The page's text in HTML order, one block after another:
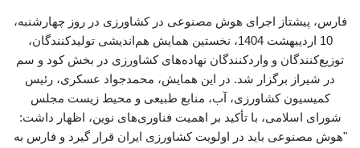
فارس، پیشتاز اجرای هوش مصنوعی در کشاورزی در روز چهارشنبه،
10 اردیبهشت 1404، نخستین همایش هم‌اندیشی تولیدکنندگان،
توزیع‌کنندگان و واردکنندگان نهاده‌های کشاورزی در بخش کود و سم
در شیراز برگزار شد. در این همایش، محمدجواد عسکری، رئیس
کمیسیون کشاورزی، آب، منابع طبیعی و محیط زیست مجلس
شورای اسلامی، با تأکید بر اهمیت فناوری‌های نوین، اظهار داشت:
"هوش مصنوعی باید در اولویت کشاورزی ایران قرار گیرد و فارس به